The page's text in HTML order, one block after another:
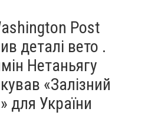
Post
деталі вето .
Нетаньягу
«Залізний
для України